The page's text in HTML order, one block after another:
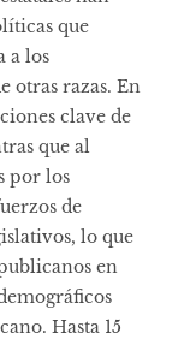
que
a los
otras razas. En
clave de
que al
por los
de
lo que
en
Hasta 15